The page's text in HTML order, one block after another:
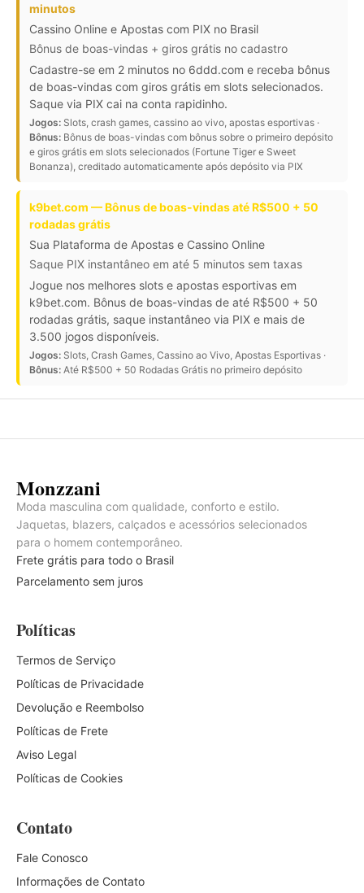
minutos
Cassino Online e Apostas com PIX no Brasil
Bônus de boas-vindas + giros grátis no cadastro
Cadastre-se em 2 minutos no 6ddd.com e receba bônus
de boas-vindas com giros grátis em slots selecionados.
Saque via PIX cai na conta rapidinho.
Jogos: Slots, crash games, cassino ao vivo, apostas esportivas ·
Bônus: Bônus de boas-vindas com bônus sobre o primeiro depósito
e giros grátis em slots selecionados (Fortune Tiger e Sweet
Bonanza), creditado automaticamente após depósito via PIX
k9bet.com — Bônus de boas-vindas até R$500 + 50
rodadas grátis
Sua Plataforma de Apostas e Cassino Online
Saque PIX instantâneo em até 5 minutos sem taxas
Jogue nos melhores slots e apostas esportivas em
k9bet.com. Bônus de boas-vindas de até R$500 + 50
rodadas grátis, saque instantâneo via PIX e mais de
3.500 jogos disponíveis.
Jogos: Slots, Crash Games, Cassino ao Vivo, Apostas Esportivas ·
Bônus: Até R$500 + 50 Rodadas Grátis no primeiro depósito
Monzzani
Moda masculina com qualidade, conforto e estilo.
Jaquetas, blazers, calçados e acessórios selecionados
para o homem contemporâneo.
Frete grátis para todo o Brasil
Parcelamento sem juros
Políticas
Termos de Serviço
Políticas de Privacidade
Devolução e Reembolso
Políticas de Frete
Aviso Legal
Políticas de Cookies
Contato
Fale Conosco
Informações de Contato